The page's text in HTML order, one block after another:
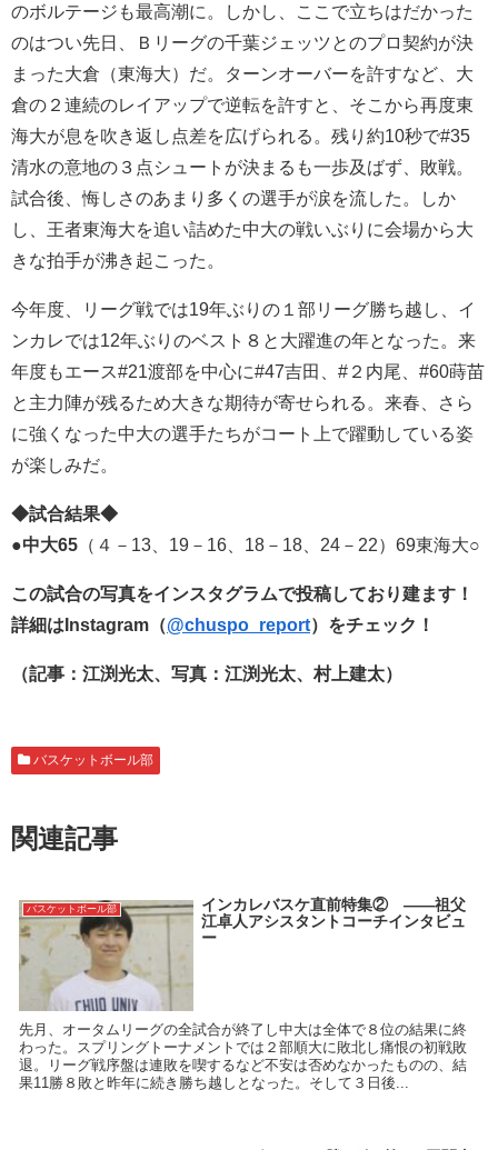
のボルテージも最高潮に。しかし、ここで立ちはだかった
のはつい先日、Ｂリーグの千葉ジェッツとのプロ契約が決
まった大倉（東海大）だ。ターンオーバーを許すなど、大
倉の２連続のレイアップで逆転を許すと、そこから再度東
海大が息を吹き返し点差を広げられる。残り約10秒で#35
清水の意地の３点シュートが決まるも一歩及ばず、敗戦。
試合後、悔しさのあまり多くの選手が涙を流した。しか
し、王者東海大を追い詰めた中大の戦いぶりに会場から大
きな拍手が沸き起こった。
今年度、リーグ戦では19年ぶりの１部リーグ勝ち越し、イ
ンカレでは12年ぶりのベスト８と大躍進の年となった。来
年度もエース#21渡部を中心に#47吉田、#２内尾、#60蒔苗
と主力陣が残るため大きな期待が寄せられる。来春、さら
に強くなった中大の選手たちがコート上で躍動している姿
が楽しみだ。
◆試合結果◆
●中大65 （４－13、19－16、18－18、24－22）69東海大○
この試合の写真をインスタグラムで投稿しており建ます！
詳細はInstagram（@chuspo_report）をチェック！
（記事：江渕光太、写真：江渕光太、村上建太）
バスケットボール部
関連記事
バスケットボール部
インカレバスケ直前特集② ――祖父
江卓人アシスタントコーチインタビュ
ー
先月、オータムリーグの全試合が終了し中大は全体で８位の結果に終
わった。スプリングトーナメントでは２部順大に敗北し痛恨の初戦敗
退。リーグ戦序盤は連敗を喫するなど不安は否めなかったものの、結
果11勝８敗と昨年に続き勝ち越しとなった。そして３日後...